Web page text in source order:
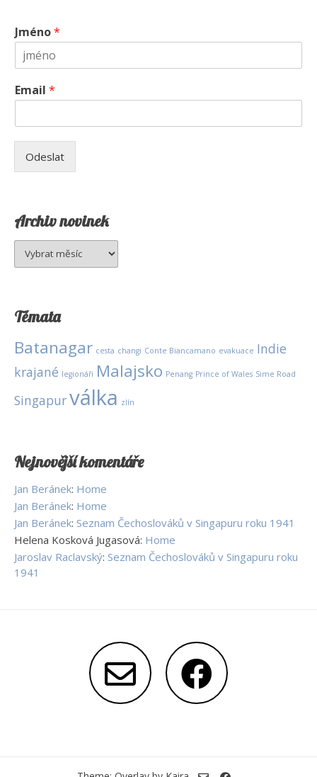
Jméno*
Email *
Odeslat
Archiv novinek
Archiv
novinek
Témata
Batanagar cesta changi Conte Biancamano evakuace Indie
krajané legionáři Malajsko Penang Prince of Wales Sime Road
Singapurválka zlín
Nejnovější komentáře
Jan Beránek: Home
Jan Beránek: Home
Jan Beránek: Seznam Čechoslováků v Singapuru roku 1941
Helena Kosková Jugasová: Home
Jaroslav Raclavský: Seznam Čechoslováků v Singapuru roku
1941